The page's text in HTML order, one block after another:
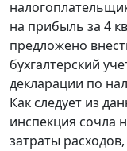
на прибыль за 4
предложено
бухгалтерский
декларации по
Как следует из
инспекция сочла
затраты